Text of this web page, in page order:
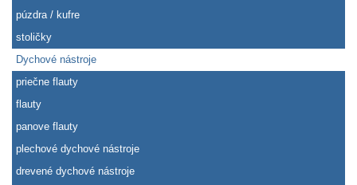
púzdra / kufre
stoličky
Dychové nástroje
priečne flauty
flauty
panove flauty
plechové dychové nástroje
drevené dychové nástroje